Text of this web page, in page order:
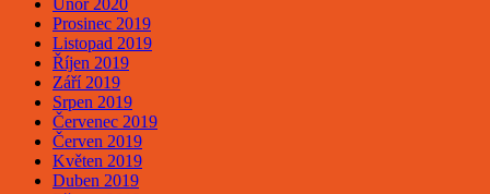
Prosinec 2019
Listopad 2019
Říjen 2019
Září 2019
Srpen 2019
Červenec 2019
Červen 2019
Květen 2019
Duben 2019